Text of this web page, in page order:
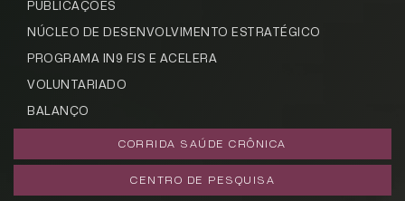
PUBLICAÇÕES
NÚCLEO DE DESENVOLVIMENTO ESTRATÉGICO
PROGRAMA IN9 FJS E ACELERA
VOLUNTARIADO
BALANÇO
CORRIDA SAÚDE CRÔNICA
CENTRO DE PESQUISA